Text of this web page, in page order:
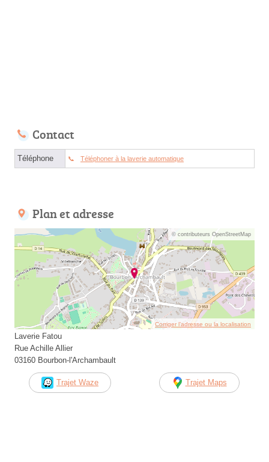
Contact
Téléphone Téléphoner à la laverie automatique
Plan et adresse
© contributeurs OpenStreetMap
Corriger l’adresse ou la localisation
Laverie Fatou
Rue Achille Allier
03160 Bourbon-l'Archambault
Trajet Waze Trajet Maps